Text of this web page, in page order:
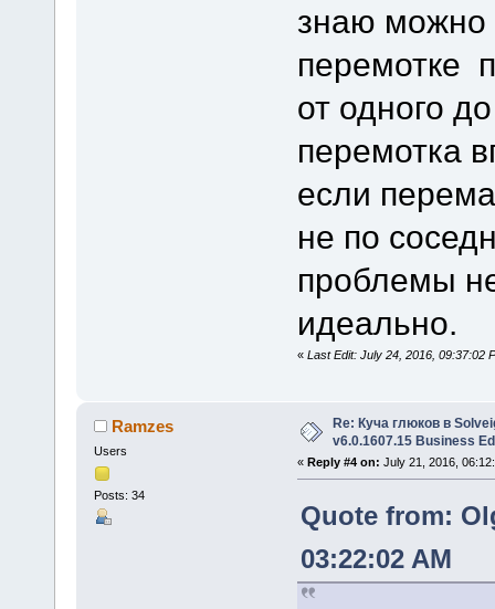
знаю можно
перемотке
от одного
перемотка
если
не по
проблемы
идеально.
« Last Edit: July 24, 2016, 09:37:02
Ramzes
Users
Posts: 34
Re: Куча глюков в
v6.0.1607.15 Business
« Reply #4 on: July 21, 2016,
Quote from:
03:22:02 AM